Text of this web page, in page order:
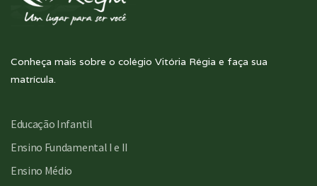
Conheça mais sobre o colégio Vitória Régia e faça sua
matrícula.
Educação Infantil
Ensino Fundamental I e II
Ensino Médio